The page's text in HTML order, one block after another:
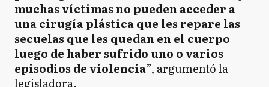
muchas víctimas no pueden acceder a
una cirugía plástica que les repare las
secuelas que les quedan en el cuerpo
luego de haber sufrido uno o varios
episodios de violencia”, argumentó la
legisladora.